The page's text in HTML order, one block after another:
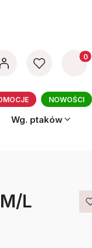
NOWOŚCI
Wg. ptaków
L